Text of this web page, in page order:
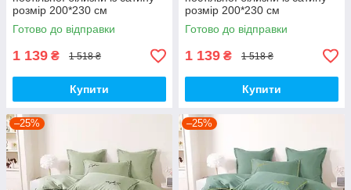
розмір 200*230 см
Готово до відправки
1 139 ₴ 1 518 ₴
Купити
розмір 200*230 см
Готово до відправки
1 139 ₴ 1 518 ₴
Купити
–25% –25%